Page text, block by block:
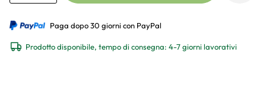
Paga dopo 30 giorni con PayPal
Prodotto disponibile, tempo di consegna: 4-7 giorni lavorativi